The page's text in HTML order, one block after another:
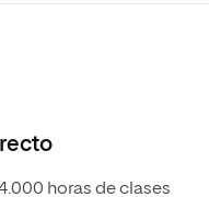
horas de clases